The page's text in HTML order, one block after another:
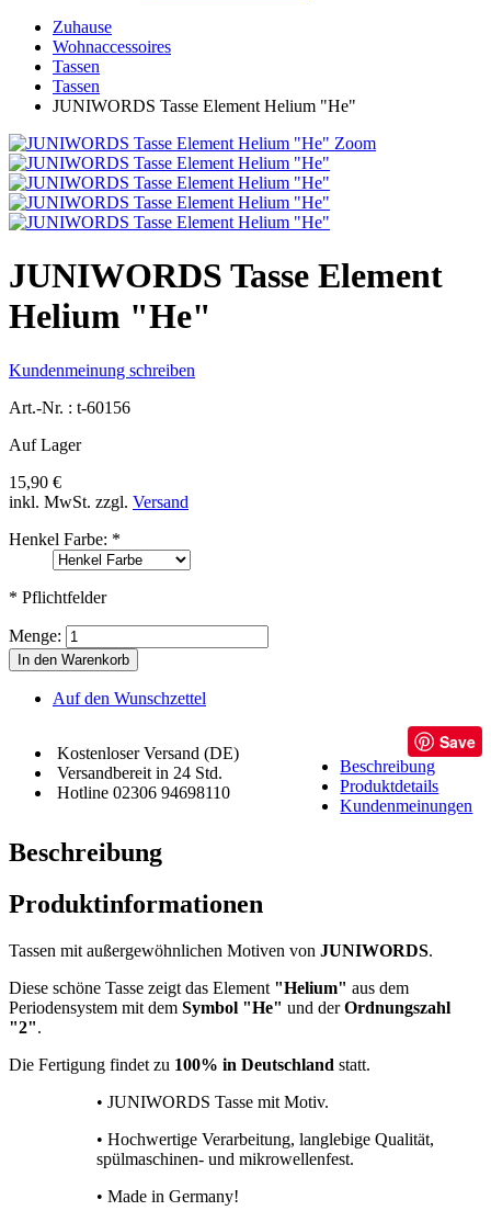
Zuhause
Wohnaccessoires
Tassen
Tassen
JUNIWORDS Tasse Element Helium "He"
Zoom
JUNIWORDS Tasse Element
Helium "He"
Kundenmeinung schreiben
Art.-Nr. : t-60156
Auf Lager
15,90 €
inkl. MwSt. zzgl. Versand
Henkel Farbe: *
* Pflichtfelder
Menge:
In den Warenkorb
Auf den Wunschzettel
Kostenloser Versand (DE)
Versandbereit in 24 Std.
Hotline 02306 94698110
Save
Beschreibung
Produktdetails
Kundenmeinungen
Beschreibung
Produktinformationen
Tassen mit außergewöhnlichen Motiven von JUNIWORDS.
Diese schöne Tasse zeigt das Element "Helium" aus dem
Periodensystem mit dem Symbol "He" und derOrdnungszahl
"2".
Die Fertigung findet zu 100% in Deutschland statt.
• JUNIWORDS Tasse mit Motiv.
• Hochwertige Verarbeitung, langlebige Qualität,
spülmaschinen- und mikrowellenfest.
• Made in Germany!